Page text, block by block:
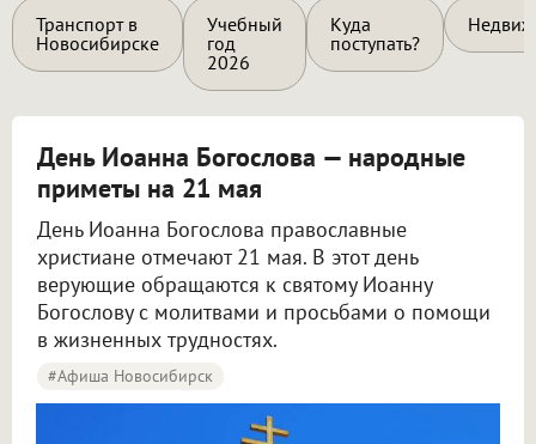
Транспорт в
Новосибирске
Учебный
год
2026
Куда
поступать?
День Иоанна Богослова — народные
приметы на 21 мая
День Иоанна Богослова православные
христиане отмечают 21 мая. В этот день
верующие обращаются к святому Иоанну
Богослову с молитвами и просьбами о помощи
в жизненных трудностях.
#Афиша Новосибирск